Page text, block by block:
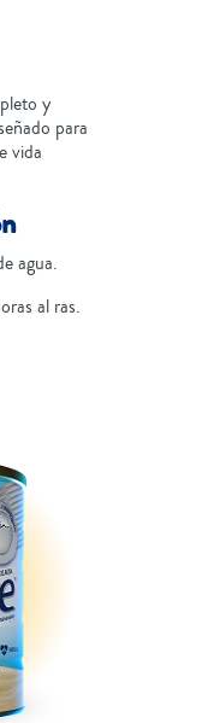
y
para
vida
agua.
al ras.